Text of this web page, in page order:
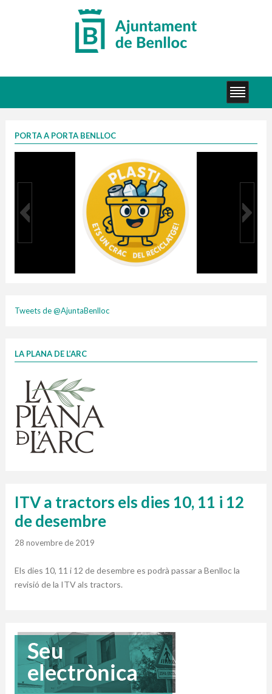
PORTA A PORTA BENLLOC
1 contenidors intel·ligents
Finançat per la Unió Europea – NextGenerationEU
Tweets de @AjuntaBenlloc
LA PLANA DE L’ARC
ITV a tractors els dies 10, 11 i 12
de desembre
28 novembre de 2019
Els dies 10, 11 i 12 de desembre es podrà passar a Benlloc la
revisió de la ITV als tractors.